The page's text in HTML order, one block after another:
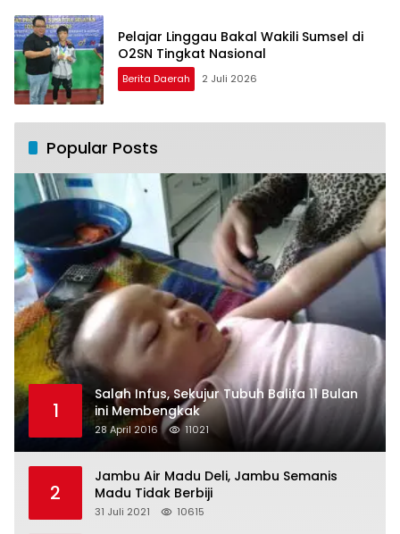
Pelajar Linggau Bakal Wakili Sumsel di
O2SN Tingkat Nasional
Berita Daerah 2 Juli 2026
Popular Posts
1
Salah Infus, Sekujur Tubuh Balita 11 Bulan
ini Membengkak
28 April 2016 11021
2
Jambu Air Madu Deli, Jambu Semanis
Madu Tidak Berbiji
31 Juli 2021 10615